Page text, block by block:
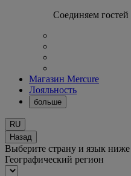
Соединяем
Магазин Mercure
Лояльность
больше
RU
Назад
Выберите страну и язык ниже
Географический регион